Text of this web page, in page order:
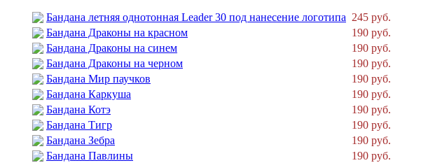
Бандана летняя однотонная Leader 30 под нанесение логотипа 245 руб.
Бандана Драконы на красном
190 руб.
Бандана Драконы на синем
190 руб.
Бандана Драконы на черном
190 руб.
Бандана Мир паучков
190 руб.
Бандана Каркуша
190 руб.
Бандана Котэ
190 руб.
Бандана Тигр
190 руб.
Бандана Зебра
190 руб.
Бандана Павлины
190 руб.